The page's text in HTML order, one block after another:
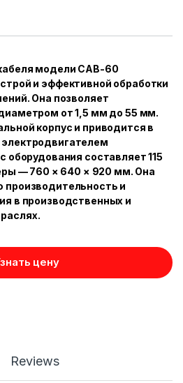
модели CAB-60
и эффективной обработки
Она позволяет
от 1,5 мм до 55 мм.
корпус и приводится в
составляет 115
— 760 × 640 × 920 мм. Она
производительность и
в производственных и
цену
Reviews